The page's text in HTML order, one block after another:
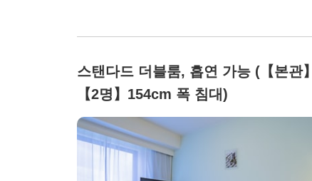
스탠다드 더블룸, 흡연 가능 (【본관】
【2명】154cm 폭 침대)